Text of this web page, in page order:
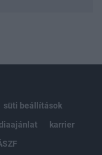
süti beállítások
karrier